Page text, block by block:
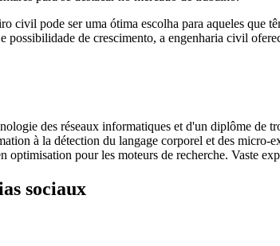
civil pode ser uma ótima escolha para aqueles que
possibilidade de crescimento, a engenharia civil
des réseaux informatiques et d'un diplôme de
à la détection du langage corporel et des
pour les moteurs de recherche. Vaste
sociaux